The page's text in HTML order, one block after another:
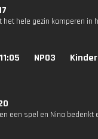
het hele gezin kamperen in
NPO3
een spel en Nina